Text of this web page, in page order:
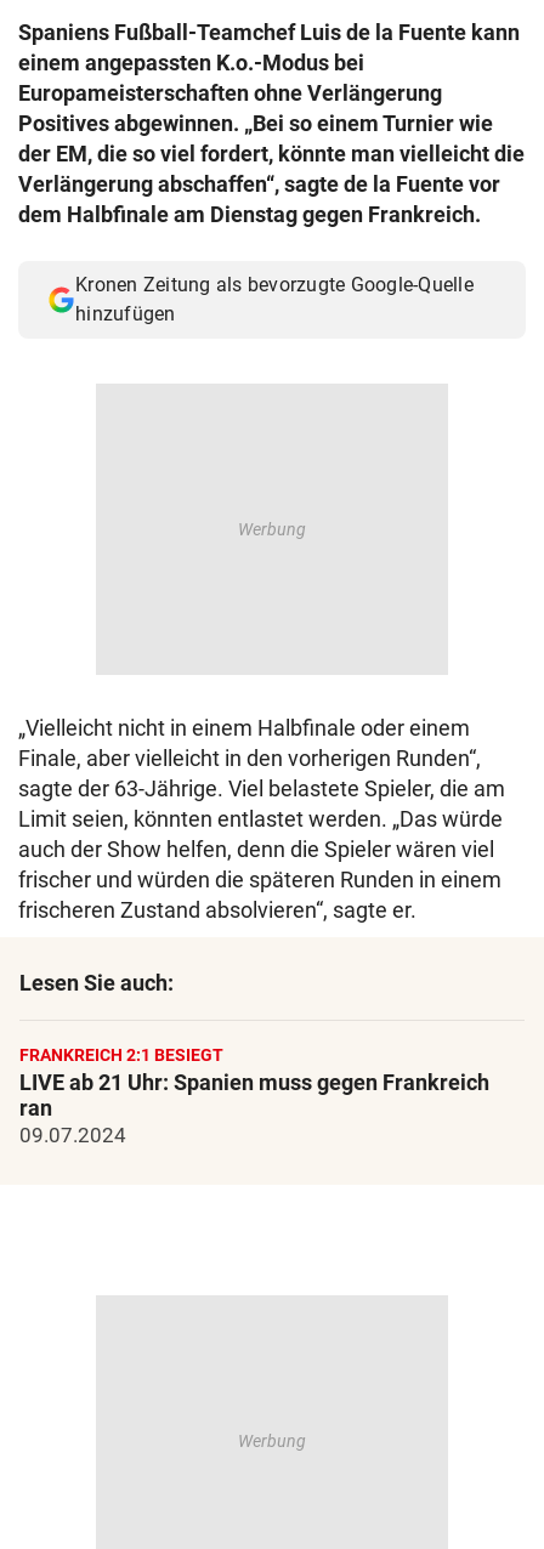
Spaniens Fußball-Teamchef Luis de la Fuente kann
einem angepassten K.o.-Modus bei
Europameisterschaften ohne Verlängerung
Positives abgewinnen. „Bei so einem Turnier wie
der EM, die so viel fordert, könnte man vielleicht die
Verlängerung abschaffen“, sagte de la Fuente vor
dem Halbfinale am Dienstag gegen Frankreich.
Kronen Zeitung als bevorzugte Google-Quelle
hinzufügen
„Vielleicht nicht in einem Halbfinale oder einem
Finale, aber vielleicht in den vorherigen Runden“,
sagte der 63-Jährige. Viel belastete Spieler, die am
Limit seien, könnten entlastet werden. „Das würde
auch der Show helfen, denn die Spieler wären viel
frischer und würden die späteren Runden in einem
frischeren Zustand absolvieren“, sagte er.
Lesen Sie auch:
FRANKREICH 2:1 BESIEGT
LIVE ab 21 Uhr: Spanien muss gegen Frankreich
ran
09.07.2024